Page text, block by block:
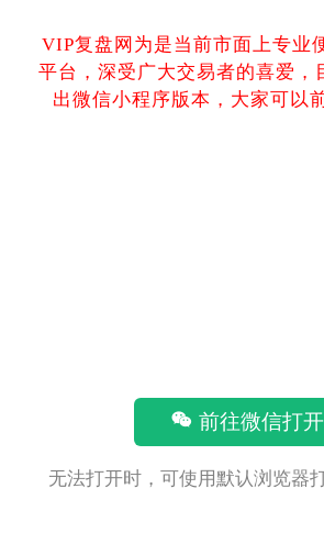
VIP复盘网为是当前市面上专业
平台，深受广大交易者的喜爱，
出微信小程序版本，大家可以
前往微信打开
无法打开时，可使用默认浏览器